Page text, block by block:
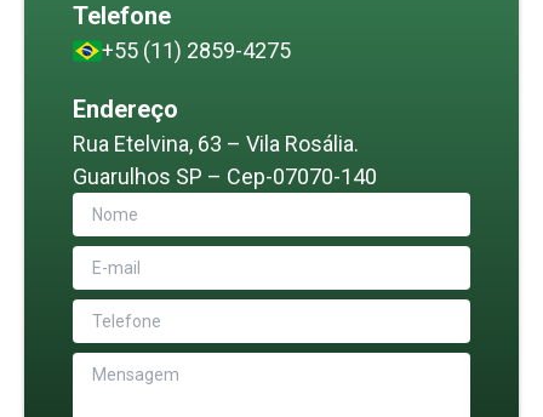
Telefone
+55 (11) 2859-4275
Endereço
Rua Etelvina, 63 – Vila Rosália.
Guarulhos SP – Cep-07070-140